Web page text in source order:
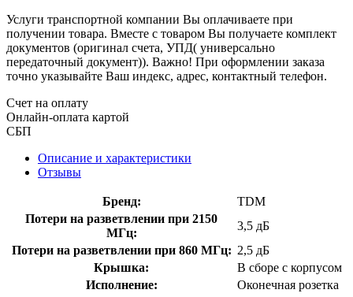
Услуги транспортной компании Вы оплачиваете при
получении товара. Вместе с товаром Вы получаете комплект
документов (оригинал счета, УПД( универсально
передаточный документ)). Важно! При оформлении заказа
точно указывайте Ваш индекс, адрес, контактный телефон.
Счет на оплату
Онлайн-оплата картой
СБП
Описание и характеристики
Отзывы
Бренд:
TDM
Потери на разветвлении при 2150
МГц:
3,5 дБ
Потери на разветвлении при 860 МГц: 2,5 дБ
Крышка:
В сборе с корпусом
Исполнение:
Оконечная розетка